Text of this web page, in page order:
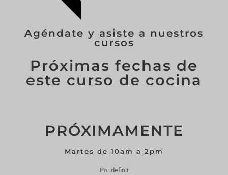
Agéndate y asiste a nuestros
cursos
Próximas fechas de
este curso de cocina
PRÓXIMAMENTE
Martes de 10am a 2pm
Por definir